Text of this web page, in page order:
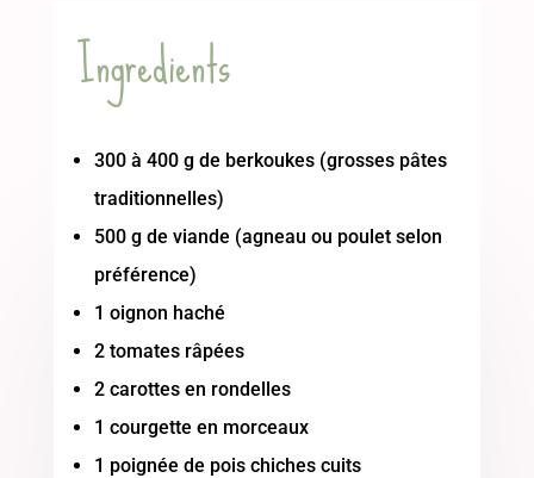
Ingredients
300 à 400 g de berkoukes (grosses pâtes
traditionnelles)
500 g de viande (agneau ou poulet selon
préférence)
1 oignon haché
2 tomates râpées
2 carottes en rondelles
1 courgette en morceaux
1 poignée de pois chiches cuits